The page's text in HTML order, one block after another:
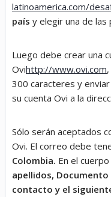
latinoamerica.com/
país y elegir una de las
Luego debe crear una
Ovihttp://www.ovi.com
300 caracteres y
su cuenta Ovi a la
Sólo serán aceptados
Ovi. El correo debe
Colombia. En el
apellidos,
contacto y el